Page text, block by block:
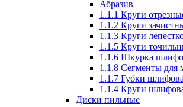
Абразив
1.1.1 Круги
1.1.2 Круги
1.1.3 Круги
1.1.5 Круги
1.1.6 Шкурка
1.1.8 Сегменты
1.1.7 Губки
1.1.4 Круги
Диски пильные